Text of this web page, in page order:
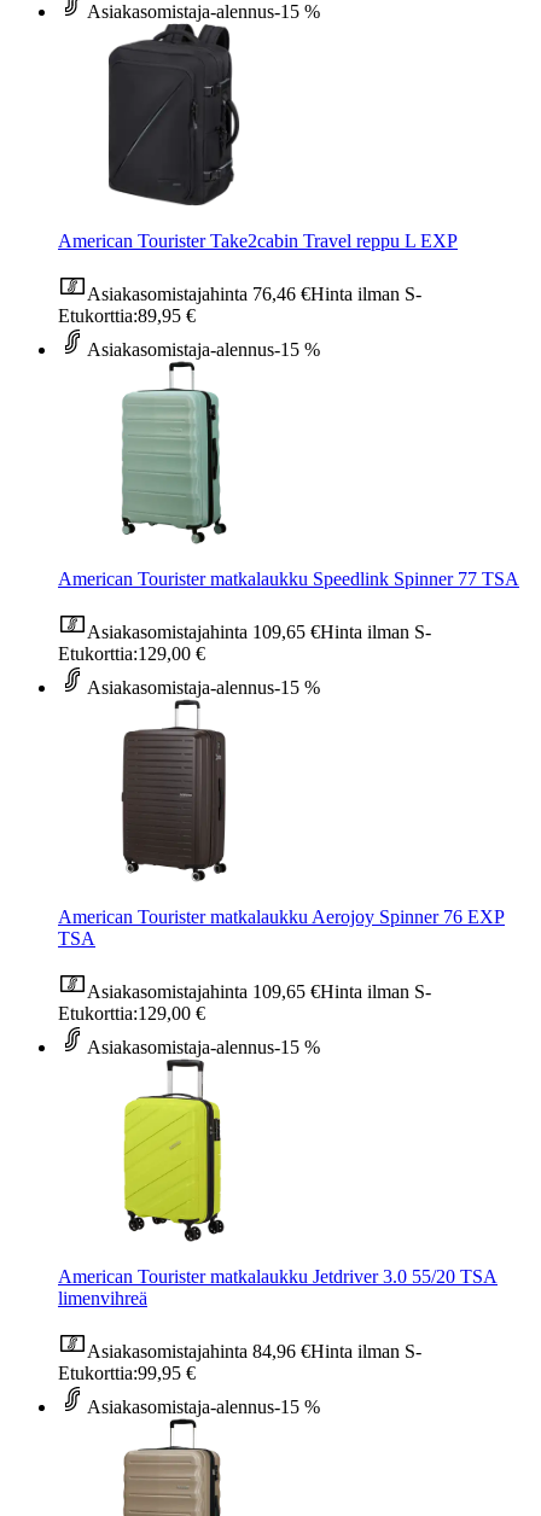
Asiakasomistaja-alennus-15 %
American Tourister Take2cabin Travel reppu L EXP
Asiakasomistajahinta 76,46 €Hinta ilman S-
Etukorttia:89,95 €
Asiakasomistaja-alennus-15 %
American Tourister matkalaukku Speedlink Spinner 77 TSA
Asiakasomistajahinta 109,65 €Hinta ilman S-
Etukorttia:129,00 €
Asiakasomistaja-alennus-15 %
American Tourister matkalaukku Aerojoy Spinner 76 EXP
TSA
Asiakasomistajahinta 109,65 €Hinta ilman S-
Etukorttia:129,00 €
Asiakasomistaja-alennus-15 %
American Tourister matkalaukku Jetdriver 3.0 55/20 TSA
limenvihreä
Asiakasomistajahinta 84,96 €Hinta ilman S-
Etukorttia:99,95 €
Asiakasomistaja-alennus-15 %